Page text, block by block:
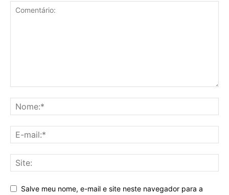
Salve meu nome, e-mail e site neste navegador para a